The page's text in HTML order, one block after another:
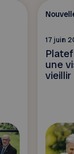
17 juin
une
vieillir